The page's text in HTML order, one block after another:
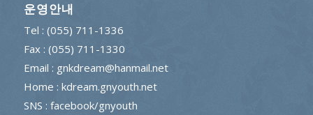
운영안내
Tel : (055) 711-1336
Fax : (055) 711-1330
Email : gnkdream@hanmail.net
Home : kdream.gnyouth.net
SNS : facebook/gnyouth